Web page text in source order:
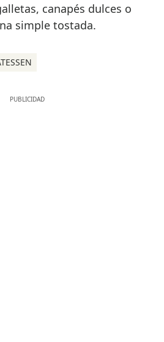
canapés dulces o
simple tostada.